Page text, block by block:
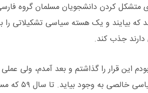
متشکل کردن دانشجویان مسلمان گروه
بیایند و یک هسته سیاسی تشکیلاتی را به
دارند جذب کند.
دنبال این